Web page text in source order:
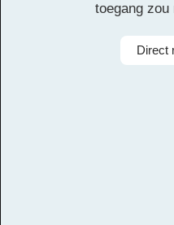
Facebook
TwitterEmailPinterest
toegang zou
Direct